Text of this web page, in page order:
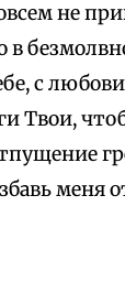
не
в
с
Твои,
меня